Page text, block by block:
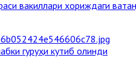
вакиллари хориждаги
гуруҳи кутиб олинди